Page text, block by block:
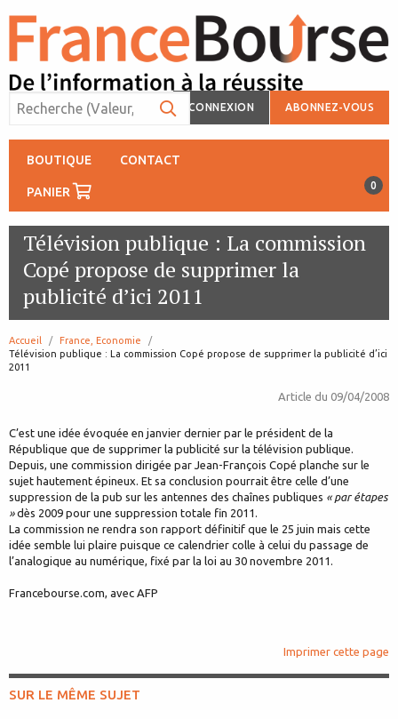
CONNEXION ABONNEZ-VOUS
BOUTIQUE CONTACT
PANIER 0
Télévision publique : La commission
Copé propose de supprimer la
publicité d’ici 2011
Accueil
France, Economie
page:
Télévision publique : La commission Copé propose de supprimer la publicité d’ici
2011
Article du 09/04/2008
C’est une idée évoquée en janvier dernier par le président de la
République que de supprimer la publicité sur la télévision publique.
Depuis, une commission dirigée par Jean-François Copé planche sur le
sujet hautement épineux. Et sa conclusion pourrait être celle d’une
suppression de la pub sur les antennes des chaînes publiques « par étapes
»dès 2009 pour une suppression totale fin 2011.
La commission ne rendra son rapport définitif que le 25 juin mais cette
idée semble lui plaire puisque ce calendrier colle à celui du passage de
l’analogique au numérique, fixé par la loi au 30 novembre 2011.
Francebourse.com, avec AFP
Imprimer cette page
SUR LE MÊME SUJET